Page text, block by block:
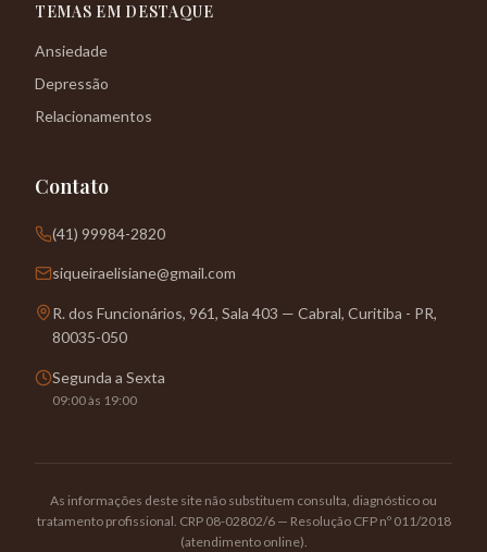
TEMAS EM DESTAQUE
Ansiedade
Depressão
Relacionamentos
Contato
(41) 99984-2820
siqueiraelisiane@gmail.com
R. dos Funcionários, 961, Sala 403 — Cabral, Curitiba - PR,
80035-050
Segunda a Sexta
09:00 às 19:00
As informações deste site não substituem consulta, diagnóstico ou
tratamento profissional. CRP 08-02802/6 — Resolução CFP nº 011/2018
(atendimento online).